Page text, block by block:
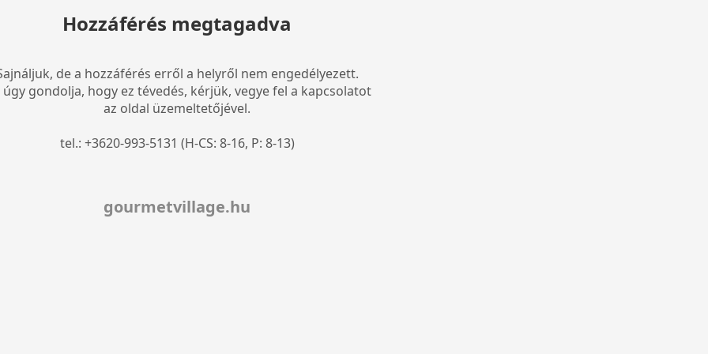
Hozzáférés megtagadva
de a hozzáférés erről a helyről nem engedélyezett.
úgy gondolja, hogy ez tévedés, kérjük, vegye fel a kapcsolatot
az oldal üzemeltetőjével.
tel.: +3620-993-5131 (H-CS: 8-16, P: 8-13)
gourmetvillage.hu